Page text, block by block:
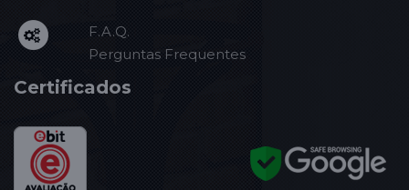
F.A.Q.
Perguntas Frequentes
Certificados